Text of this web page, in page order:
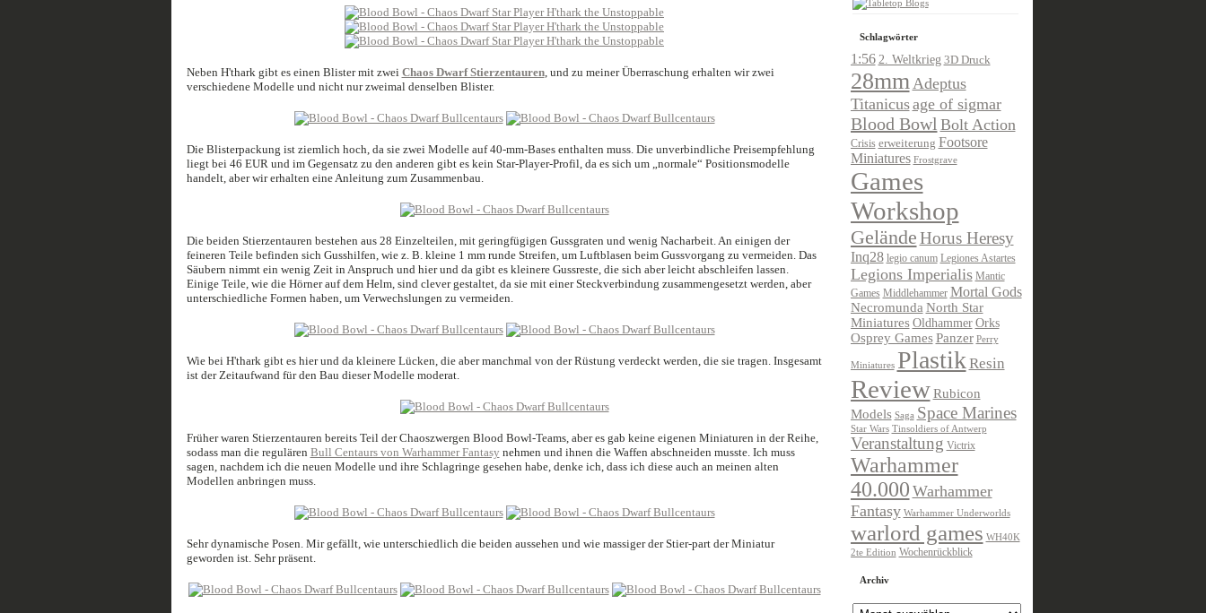
Neben H'thark gibt es einen Blister mit zwei Chaos Dwarf Stierzentauren, und zu meiner Überraschung erhalten wir zwei
verschiedene Modelle und nicht nur zweimal denselben Blister.
Die Blisterpackung ist ziemlich hoch, da sie zwei Modelle auf 40-mm-Bases enthalten muss. Die unverbindliche Preisempfehlung
liegt bei 46 EUR und im Gegensatz zu den anderen gibt es kein Star-Player-Profil, da es sich um „normale“ Positionsmodelle
handelt, aber wir erhalten eine Anleitung zum Zusammenbau.
Die beiden Stierzentauren bestehen aus 28 Einzelteilen, mit geringfügigen Gussgraten und wenig Nacharbeit. An einigen der
feineren Teile befinden sich Gusshilfen, wie z. B. kleine 1 mm runde Streifen, um Luftblasen beim Gussvorgang zu vermeiden. Das
Säubern nimmt ein wenig Zeit in Anspruch und hier und da gibt es kleinere Gussreste, die sich aber leicht abschleifen lassen.
Einige Teile, wie die Hörner auf dem Helm, sind clever gestaltet, da sie mit einer Steckverbindung zusammengesetzt werden, aber
unterschiedliche Formen haben, um Verwechslungen zu vermeiden.
Wie bei H'thark gibt es hier und da kleinere Lücken, die aber manchmal von der Rüstung verdeckt werden, die sie tragen. Insgesamt
ist der Zeitaufwand für den Bau dieser Modelle moderat.
Früher waren Stierzentauren bereits Teil der Chaoszwergen Blood Bowl-Teams, aber es gab keine eigenen Miniaturen in der Reihe,
sodass man die regulären Bull Centaurs von Warhammer Fantasy nehmen und ihnen die Waffen abschneiden musste. Ich muss
sagen, nachdem ich die neuen Modelle und ihre Schlagringe gesehen habe, denke ich, dass ich diese auch an meinen alten
Modellen anbringen muss.
Sehr dynamische Posen. Mir gefällt, wie unterschiedlich die beiden aussehen und wie massiger der Stier-part der Miniatur
geworden ist. Sehr präsent.
Schlagwörter
1:56 2. Weltkrieg 3D Druck
28mmAdeptus
Titanicusage of sigmar
Blood Bowl Bolt Action
Crisis erweiterung Footsore
Miniatures Frostgrave
Games
Workshop
GeländeHorus Heresy
Inq28 legio canum Legiones Astartes
Legions Imperialis Mantic
Games Middlehammer Mortal Gods
Necromunda North Star
Miniatures Oldhammer Orks
Osprey Games Panzer Perry
Miniatures Plastik Resin
Review Rubicon
Models Saga Space Marines
Star Wars Tinsoldiers of Antwerp
Veranstaltung Victrix
Warhammer
40.000 Warhammer
Fantasy Warhammer Underworlds
warlord games WH40K
2te Edition Wochenrückblick
Archiv